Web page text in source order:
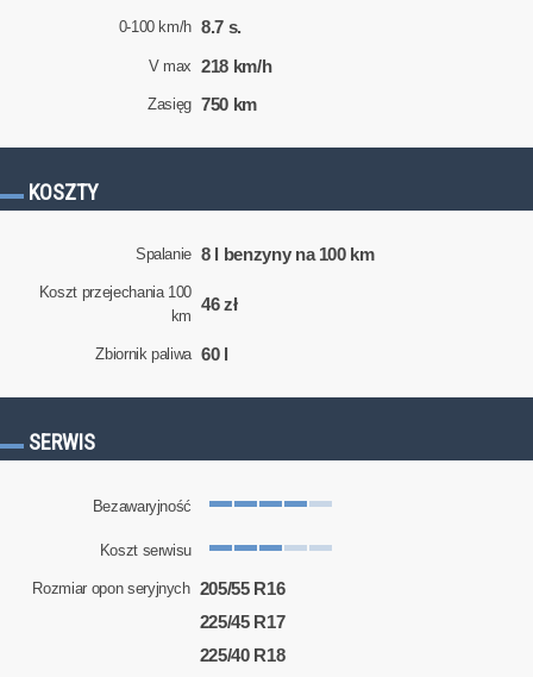
0-100 km/h 8.7 s.
V max 218 km/h
Zasięg 750 km
KOSZTY
Spalanie 8 l benzyny na 100 km
Koszt przejechania 100
km
46 zł
Zbiornik paliwa 60 l
SERWIS
Bezawaryjność
Koszt serwisu
Rozmiar opon seryjnych 205/55 R16
225/45 R17
225/40 R18